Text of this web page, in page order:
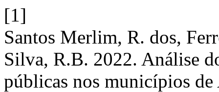
[1]
Santos Merlim, R. dos,
Silva, R.B. 2022. Análise
públicas nos municípios